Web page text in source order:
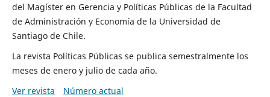
del Magíster en Gerencia y Políticas Públicas de la Facultad
de Administración y Economía de la Universidad de
Santiago de Chile.
La revista Políticas Públicas se publica semestralmente los
meses de enero y julio de cada año.
Ver revista
Número actual